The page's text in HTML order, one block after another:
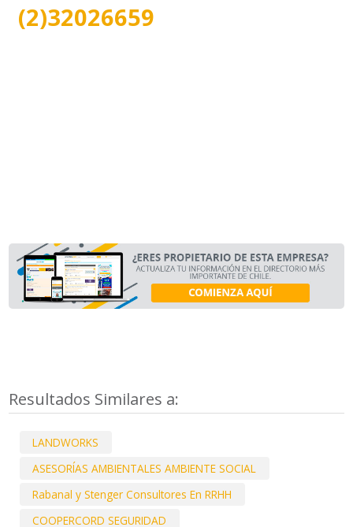
(2)32026659
Resultados Similares a:
LANDWORKS
ASESORÍAS AMBIENTALES AMBIENTE SOCIAL
Rabanal y Stenger Consultores En RRHH
COOPERCORD SEGURIDAD